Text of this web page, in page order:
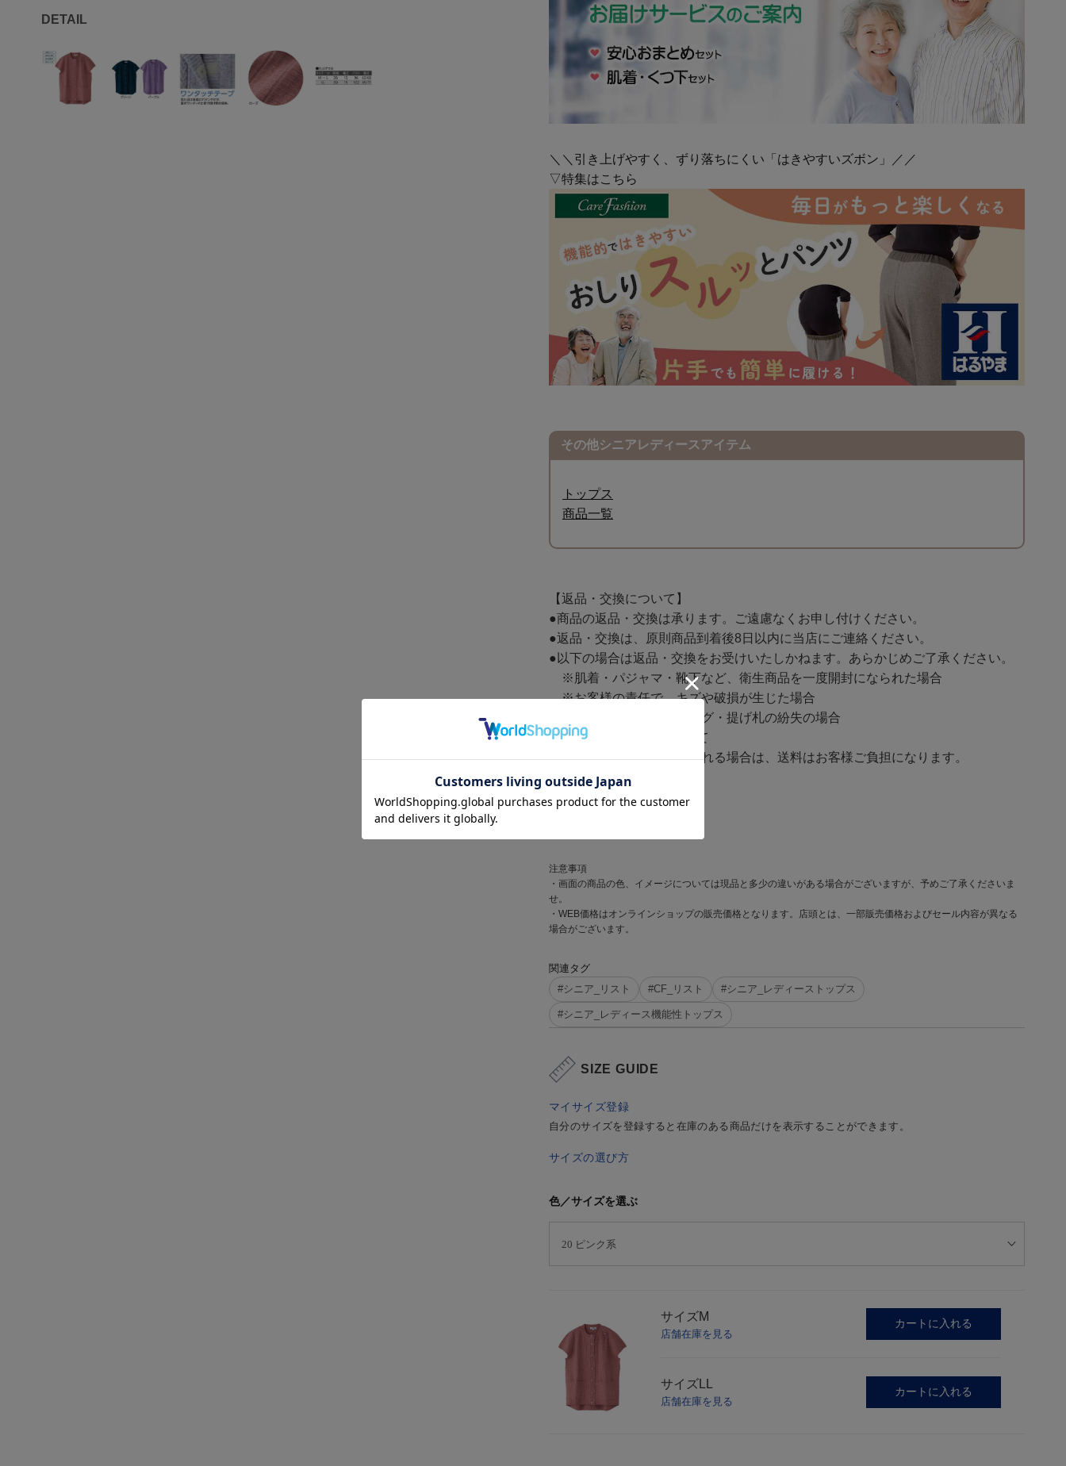
DETAIL
＼＼引き上げやすく、ずり落ちにくい「はきやすいズボン」／／
▽特集はこちら
その他シニアレディースアイテム
トップス
商品一覧
【返品・交換について】
●商品の返品・交換は承ります。ご遠慮なくお申し付けください。
●返品・交換は、原則商品到着後8日以内に当店にご連絡ください。
●以下の場合は返品・交換をお受けいたしかねます。あらかじめご了承ください。
※肌着・パジャマ・靴下など、衛生商品を一度開封になられた場合
※お客様の責任で、キズや破損が生じた場合
※商品に付属しているタグ・提げ札の紛失の場合
●返送にかかる送料について
※お客様の都合で返品される場合は、送料はお客様ご負担になります。
機能
―
注意事項
・画面の商品の色、イメージについては現品と多少の違いがある場合がございますが、予めご了承くださいま
せ。
・WEB価格はオンラインショップの販売価格となります。店頭とは、一部販売価格およびセール内容が異なる
場合がございます。
関連タグ
#シニア_リスト
#CF_リスト #シニア_レディーストップス
#シニア_レディース機能性トップス
SIZE GUIDE
マイサイズ登録
自分のサイズを登録すると在庫のある商品だけを表示することができます。
サイズの選び方
色／サイズを選ぶ
サイズM
店舗在庫を見る
カートに入れる
サイズ
店舗在庫を見る
カートに入れる